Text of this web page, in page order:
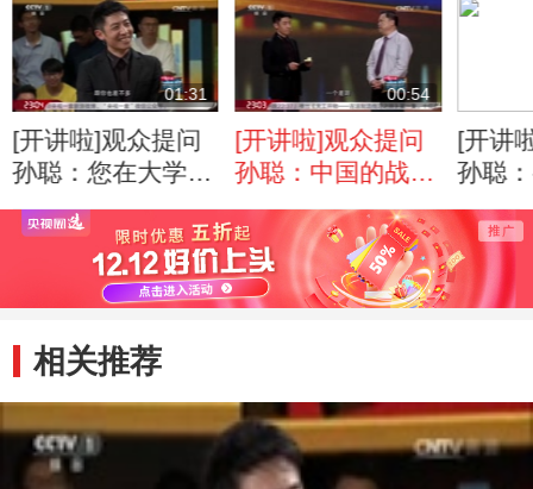
01:31
[开讲啦]观众提问
孙聪：您在大学一
年级的时候就已经
想好要为中国航空
事业奉献终身了
00:54
[开讲啦]观众提问
孙聪：中国的战斗
机什么时候排第
一？
[开讲
孙聪
计师
歼-15
相关推荐